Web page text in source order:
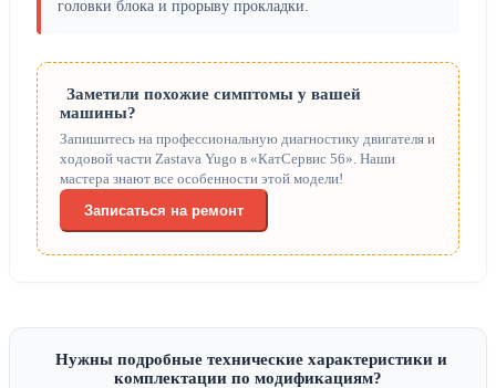
головки блока и прорыву прокладки.
Заметили похожие симптомы у вашей
машины?
Запишитесь на профессиональную диагностику двигателя и
ходовой части Zastava Yugo в «КатСервис 56». Наши
мастера знают все особенности этой модели!
Записаться на ремонт
Нужны подробные технические характеристики и
комплектации по модификациям?